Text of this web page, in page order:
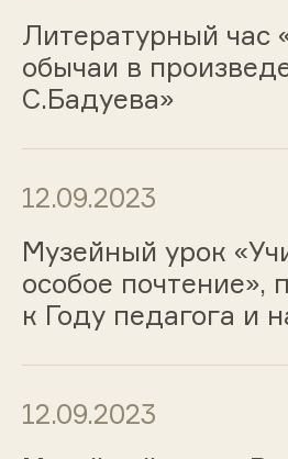
Литературный час
обычаи в
С.Бадуева»
12.09.2023
Музейный урок
особое почтение»,
к Году педагога и
12.09.2023